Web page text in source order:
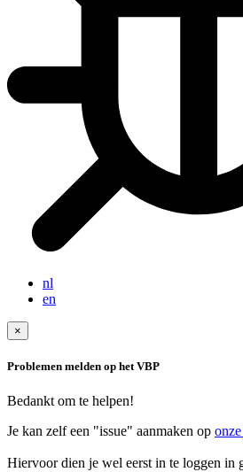
nl
en
×
Problemen melden op het VBP
Bedankt om te helpen!
Je kan zelf een "issue" aanmaken op
Hiervoor dien je wel eerst in te loggen in